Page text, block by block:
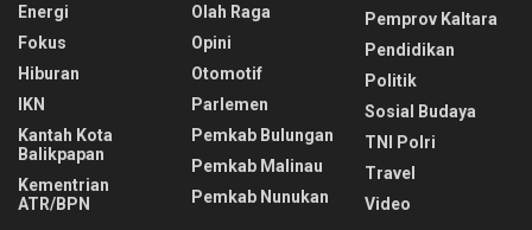
Energi
Fokus
Hiburan
IKN
Kantah Kota
Balikpapan
Kementrian
ATR/BPN
Olah Raga
Opini
Otomotif
Parlemen
Pemkab Bulungan
Pemkab Malinau
Pemkab Nunukan
Pemprov Kaltara
Pendidikan
Politik
Sosial Budaya
TNI Polri
Travel
Video